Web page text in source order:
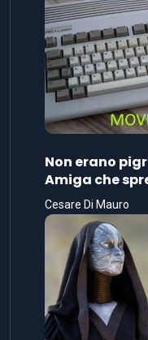
Non erano
Amiga che
Cesare Di Mauro